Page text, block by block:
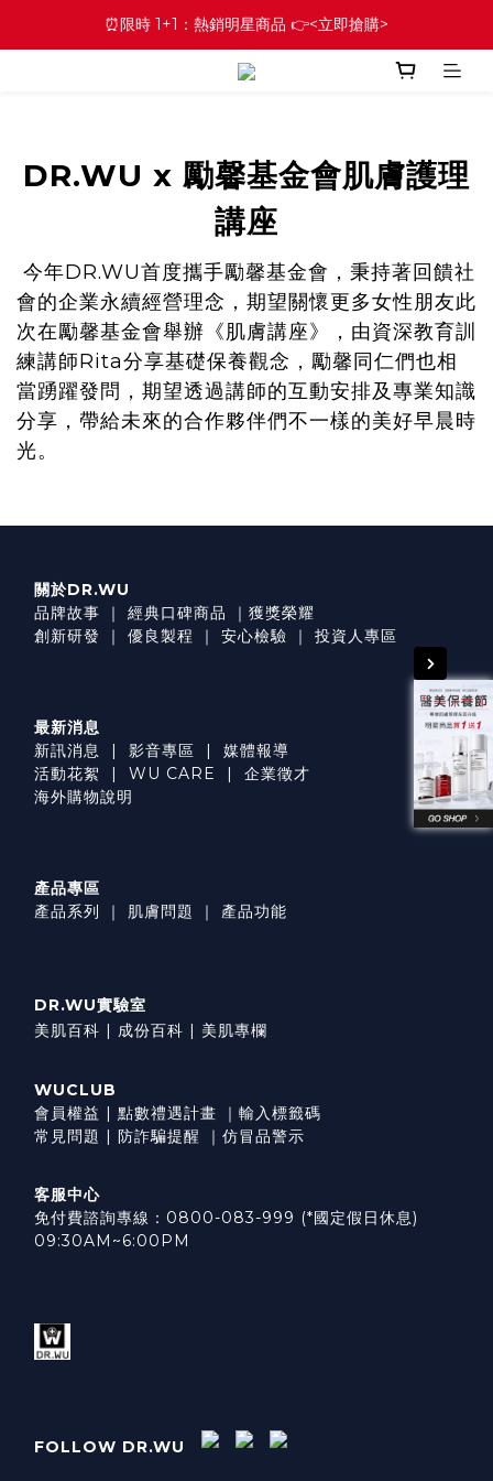
⏰限時 1+1：熱銷明星商品 👉<立即搶購>
DR.WU x 勵馨基金會肌膚護理
講座
今年DR.WU首度攜手勵馨基金會，秉持著回饋社
會的企業永續經營理念，期望關懷更多女性朋友此
次在勵馨基金會舉辦《肌膚講座》，由資深教育訓
練講師Rita分享基礎保養觀念，勵馨同仁們也相
當踴躍發問，期望透過講師的互動安排及專業知識
分享，帶給未來的合作夥伴們不一樣的美好早晨時
光。
關於DR.WU
品牌故事 ｜ 經典口碑商品 ｜ 獲獎榮耀
創新研發
｜ 優良製程 ｜ 安心檢驗 ｜ 投資人專區
最新消息
新訊消息
| 影音專區 | 媒體報導
活動花絮
| WU CARE | 企業徵才
海外購物說明
產品專區
產品系列
｜ 肌膚問題 ｜ 產品功能
DR.WU實驗室
美肌百科 | 成份百科 | 美肌專欄
WUCLUB
會員權益 | 點數禮遇計畫 ｜ 輸入標籤碼
常見問題 | 防詐騙提醒 ｜ 仿冒品警示
客服中心
免付費諮詢專線：0800-083-999 (*國定假日休息)
09:30AM~6:00PM
FOLLOW DR.WU